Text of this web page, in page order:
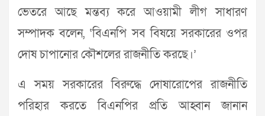
ভেতরে আছে মন্তব্য করে আওয়ামী লীগ সাধারণ
সম্পাদক বলেন, ‘বিএনপি সব বিষয়ে সরকারের ওপর
দোষ চাপানোর কৌশলের রাজনীতি করছে।’
এ সময় সরকারের বিরুদ্ধে দোষারোপের রাজনীতি
পরিহার করতে বিএনপির প্রতি আহ্বান জানান